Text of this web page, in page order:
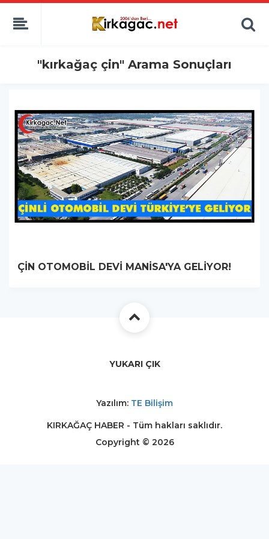
"kırkağaç çin" Arama Sonuçları
ÇİN OTOMOBİL DEVİ MANİSA'YA GELİYOR!
YUKARI ÇIK
Yazılım: TE Bilişim
KIRKAĞAÇ HABER - Tüm hakları saklıdır.
Copyright © 2026